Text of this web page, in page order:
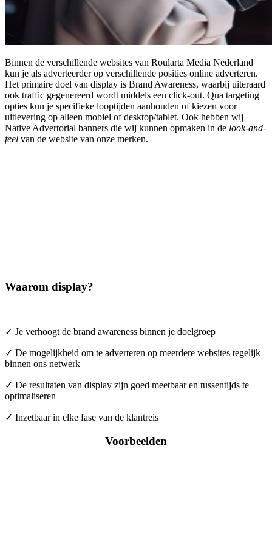
Binnen de verschillende websites van Roularta Media Nederland
kun je als adverteerder op verschillende posities online adverteren.
Het primaire doel van display is Brand Awareness, waarbij uiteraard
ook traffic gegenereerd wordt middels een click-out. Qua targeting
opties kun je specifieke looptijden aanhouden of kiezen voor
uitlevering op alleen mobiel of desktop/tablet. Ook hebben wij
Native Advertorial banners die wij kunnen opmaken in de look-and-
feel van de website van onze merken.
Waarom display?
✓ Je verhoogt de brand awareness binnen je doelgroep
✓ De mogelijkheid om te adverteren op meerdere websites tegelijk
binnen ons netwerk
✓ De resultaten van display zijn goed meetbaar en tussentijds te
optimaliseren
✓ Inzetbaar in elke fase van de klantreis
Voorbeelden